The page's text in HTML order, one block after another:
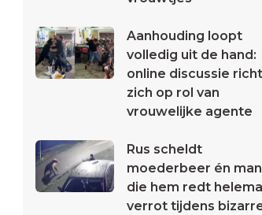
Aanhouding loopt
volledig uit de hand:
online discussie richt
zich op rol van
vrouwelijke agente
Rus scheldt
moederbeer én man
die hem redt
verrot tijdens